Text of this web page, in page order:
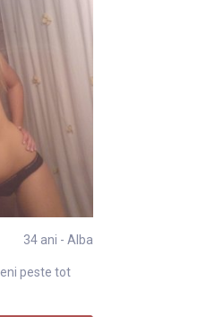
34 ani - Alba
peste tot